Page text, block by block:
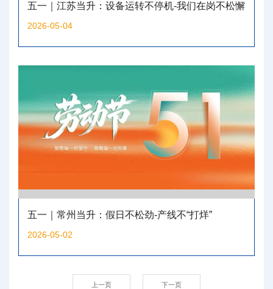
五一｜江苏当升：设备运转不停机-我们在岗不松懈
2026-05-04
五一｜常州当升：假日不松劲-产线不“打烊”
2026-05-02
上一页 下一页